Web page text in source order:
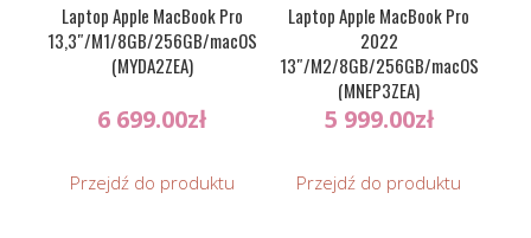
Laptop Apple MacBook Pro
13,3″/M1/8GB/256GB/macOS
(MYDA2ZEA)
6 699.00zł
Przejdź do produktu
Laptop Apple MacBook Pro
2022
13″/M2/8GB/256GB/macOS
(MNEP3ZEA)
5 999.00zł
Przejdź do produktu